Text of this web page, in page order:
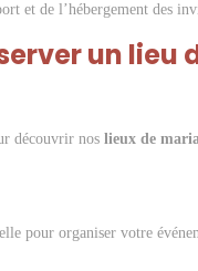
et de l’hébergement des
un
découvrir nos lieux de
pour organiser votre